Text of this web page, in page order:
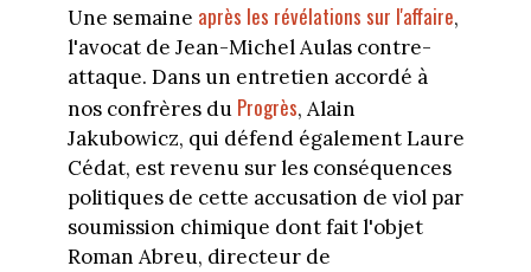
Une semaine après les révélations sur l'affaire,
l'avocat de Jean-Michel Aulas contre-
attaque. Dans un entretien accordé à
nos confrères du Progrès, Alain
Jakubowicz, qui défend également Laure
Cédat, est revenu sur les conséquences
politiques de cette accusation de viol par
soumission chimique dont fait l'objet
Roman Abreu, directeur de